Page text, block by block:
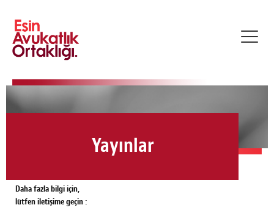
Yayınlar
Daha fazla bilgi için,
lütfen iletişime geçin :